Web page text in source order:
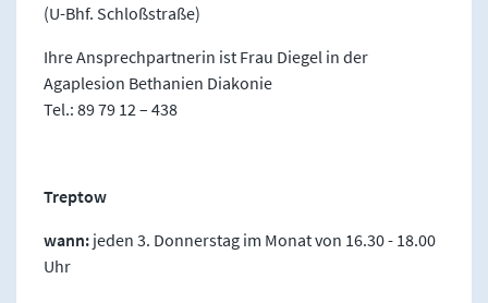
(U-Bhf. Schloßstraße)
Ihre Ansprechpartnerin ist Frau Diegel in der
Agaplesion Bethanien Diakonie
Tel.: 89 79 12 – 438
Treptow
wann: jeden 3. Donnerstag im Monat von 16.30 - 18.00
Uhr